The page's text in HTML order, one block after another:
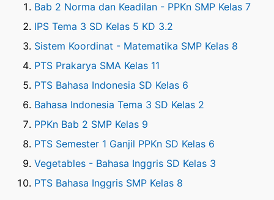
Bab 2 Norma dan Keadilan - PPKn SMP Kelas 7
IPS Tema 3 SD Kelas 5 KD 3.2
Sistem Koordinat - Matematika SMP Kelas 8
PTS Prakarya SMA Kelas 11
PTS Bahasa Indonesia SD Kelas 6
Bahasa Indonesia Tema 3 SD Kelas 2
PPKn Bab 2 SMP Kelas 9
PTS Semester 1 Ganjil PPKn SD Kelas 6
Vegetables - Bahasa Inggris SD Kelas 3
PTS Bahasa Inggris SMP Kelas 8